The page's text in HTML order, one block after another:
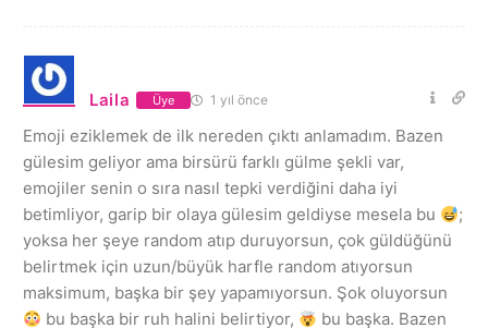
Laila Üye 1 yıl önce
Emoji eziklemek de ilk nereden çıktı anlamadım. Bazen
gülesim geliyor ama birsürü farklı gülme şekli var,
emojiler senin o sıra nasıl tepki verdiğini daha iyi
betimliyor, garip bir olaya gülesim geldiyse mesela bu
;
yoksa her şeye random atıp duruyorsun, çok güldüğünü
belirtmek için uzun/büyük harfle random atıyorsun
maksimum, başka bir şey yapamıyorsun. Şok oluyorsun
bu başka bir ruh halini belirtiyor,
bu başka. Bazen